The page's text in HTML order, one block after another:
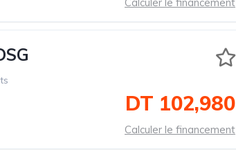
DT 102,980
Calculer le financement